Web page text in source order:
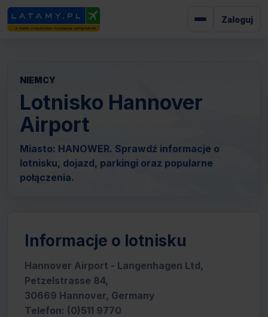
Zaloguj
NIEMCY
Lotnisko Hannover
Airport
Miasto: HANOWER. Sprawdź informacje o
lotnisku, dojazd, parkingi oraz popularne
połączenia.
Informacje o lotnisku
Hannover Airport - Langenhagen Ltd,
Petzelstrasse 84,
30669 Hannover, Germany
Telefon: (0)511 9770